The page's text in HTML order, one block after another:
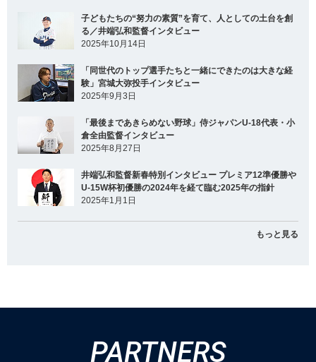
子どもたちの“努力の素質”を育て、人としての土台を創
る／井端弘和監督インタビュー
2025年10月14日
「同世代のトップ選手たちと一緒にできたのは大きな経
験」宮城大弥投手インタビュー
2025年9月3日
「最後まであきらめない野球」侍ジャパンU-18代表・小
倉全由監督インタビュー
2025年8月27日
井端弘和監督新春特別インタビュー プレミア12準優勝や
U-15W杯初優勝の2024年を経て臨む2025年の指針
2025年1月1日
もっと見る
PARTNERS